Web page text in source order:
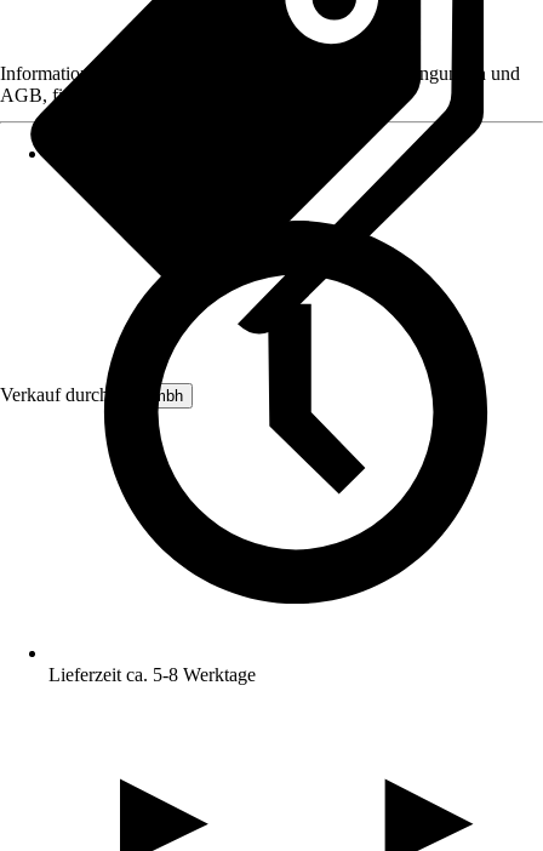
Verkauf durch: viogmbh
Informationen des Verkäufers, wie z. B. Rückgabebedingungen und
AGB, finden Sie bei Klick auf den Verkäufernamen.
Lieferzeit ca. 5-8 Werktage